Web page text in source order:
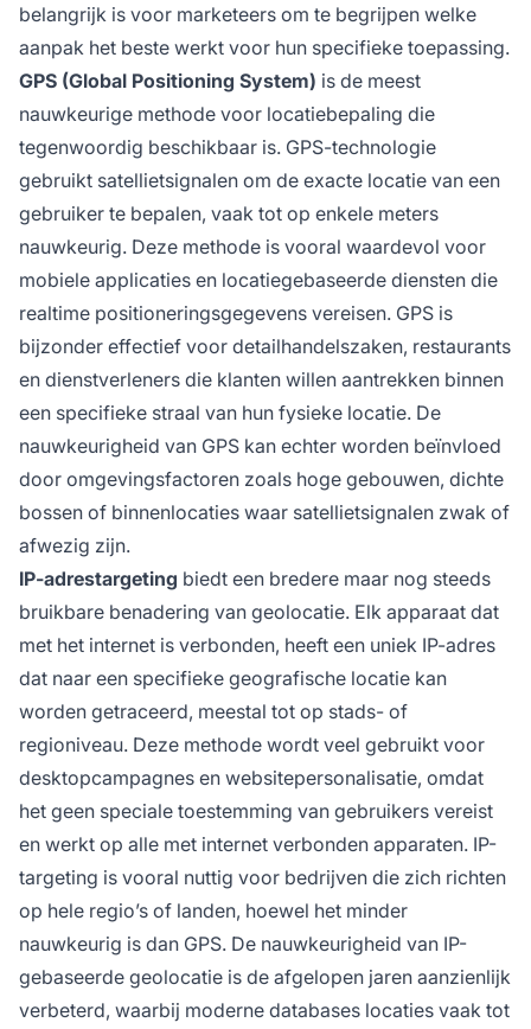
belangrijk is voor marketeers om te begrijpen welke
aanpak het beste werkt voor hun specifieke toepassing.
GPS (Global Positioning System) is de meest
nauwkeurige methode voor locatiebepaling die
tegenwoordig beschikbaar is. GPS-technologie
gebruikt satellietsignalen om de exacte locatie van een
gebruiker te bepalen, vaak tot op enkele meters
nauwkeurig. Deze methode is vooral waardevol voor
mobiele applicaties en locatiegebaseerde diensten die
realtime positioneringsgegevens vereisen. GPS is
bijzonder effectief voor detailhandelszaken, restaurants
en dienstverleners die klanten willen aantrekken binnen
een specifieke straal van hun fysieke locatie. De
nauwkeurigheid van GPS kan echter worden beïnvloed
door omgevingsfactoren zoals hoge gebouwen, dichte
bossen of binnenlocaties waar satellietsignalen zwak of
afwezig zijn.
IP-adrestargeting biedt een bredere maar nog steeds
bruikbare benadering van geolocatie. Elk apparaat dat
met het internet is verbonden, heeft een uniek IP-adres
dat naar een specifieke geografische locatie kan
worden getraceerd, meestal tot op stads- of
regioniveau. Deze methode wordt veel gebruikt voor
desktopcampagnes en websitepersonalisatie, omdat
het geen speciale toestemming van gebruikers vereist
en werkt op alle met internet verbonden apparaten. IP-
targeting is vooral nuttig voor bedrijven die zich richten
op hele regio’s of landen, hoewel het minder
nauwkeurig is dan GPS. De nauwkeurigheid van IP-
gebaseerde geolocatie is de afgelopen jaren aanzienlijk
verbeterd, waarbij moderne databases locaties vaak tot